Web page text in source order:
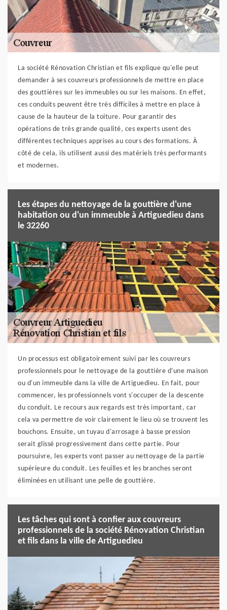
La société Rénovation Christian et fils explique qu'elle peut
demander à ses couvreurs professionnels de mettre en place
des gouttières sur les immeubles ou sur les maisons. En effet,
ces conduits peuvent être très difficiles à mettre en place à
cause de la hauteur de la toiture. Pour garantir des
opérations de très grande qualité, ces experts usent des
différentes techniques apprises au cours des formations. À
côté de cela, ils utilisent aussi des matériels très performants
et modernes.
Les étapes du nettoyage de la gouttière d'une
habitation ou d'un immeuble à Artiguedieu dans
le 32260
Un processus est obligatoirement suivi par les couvreurs
professionnels pour le nettoyage de la gouttière d'une maison
ou d'un immeuble dans la ville de Artiguedieu. En fait, pour
commencer, les professionnels vont s'occuper de la descente
du conduit. Le recours aux regards est très important, car
cela va permettre de voir clairement le lieu où se trouvent les
bouchons. Ensuite, un tuyau d'arrosage à basse pression
serait glissé progressivement dans cette partie. Pour
poursuivre, les experts vont passer au nettoyage de la partie
supérieure du conduit. Les feuilles et les branches seront
éliminées en utilisant une pelle de gouttière.
Les tâches qui sont à confier aux couvreurs
professionnels de la société Rénovation Christian
et fils dans la ville de Artiguedieu